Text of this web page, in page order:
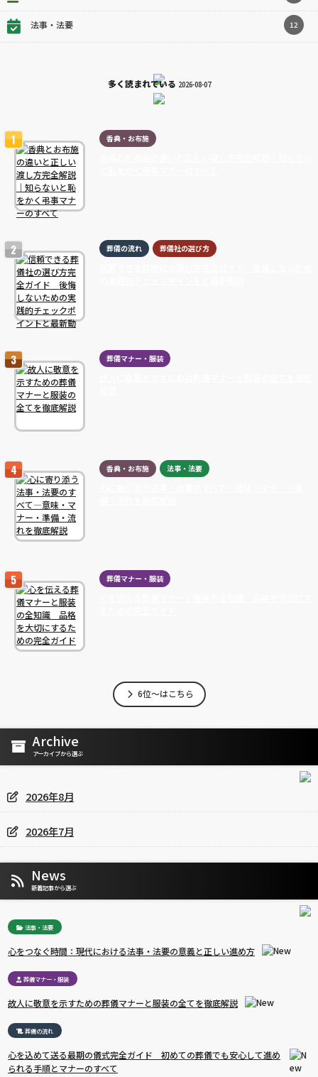
法事・法要 12
多く読まれている 2026-08-07
香典・お布施
葬儀の流れ 葬儀社の選び方
葬儀マナー・服装
香典・お布施 法事・法要
葬儀マナー・服装
6位～はこちら
Archive
アーカイブから選ぶ
2026年8月
2026年7月
News
新着記事から選ぶ
法事・法要
心をつなぐ時間：現代における法事・法要の意義と正しい進め方
葬儀マナー・服装
故人に敬意を示すための葬儀マナーと服装の全てを徹底解説
葬儀の流れ
心を込めて送る最期の儀式完全ガイド 初めての葬儀でも安心して進め
られる手順とマナーのすべて